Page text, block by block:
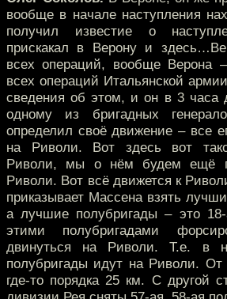
вообще в начале наступления
получил известие о
прискакал в Верону и
всех операций, вообще Верона
всех операций Итальянской
сведения об этом, и он в 3 часа
одному из бригадных
определил своё движение – все
на Риволи. Вот здесь вот
Риволи, мы о нём будем ещё
Риволи. Вот всё движется к
приказывает Массена взять
а лучшие полубригады – это
этими полубригадами
двинуться на Риволи. Т.е. в
полубригады идут на Риволи.
где-то порядка 25 км. С другой